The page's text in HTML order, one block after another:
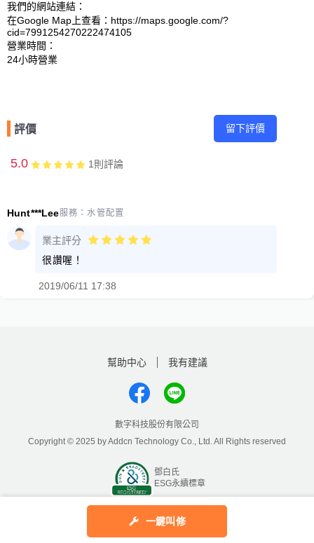
一鍵叫修
我們的網站連結：
在Google Map上查看：https://maps.google.com/?
cid=7991254270222474105
營業時間：
評價 留下評價
5.0 1則評論
Hunt***Lee服務： 水管配置
業主評分
很讚喔！
2019/06/11 17:38
幫助中心 我有建議
數字科技股份有限公司
Copyright © 2025 by Addcn Technology Co., Ltd. All Rights reserved
鄧白氏
ESG永續標章